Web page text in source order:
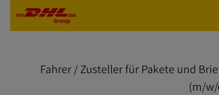
Fahrer / Zusteller für Pakete und
(m/